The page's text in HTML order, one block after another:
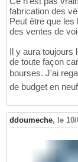
fabrication des
Peut être que
des ventes de
Il y aura toujours
de toute façon
bourses. J'ai
de budget en neuf
ddoumeche, le